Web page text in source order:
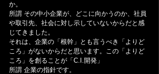
か。
所謂 その中小企業が、どこに向かうのか、社員
や取引先、社会に対し示していないからだと感
じてきました。
それは、企業の「根幹」とも言うべき「よりど
ころ」がないからだと思います。この「よりど
ころ」を創ることが「C.I.開発」
所謂 企業の指針です。